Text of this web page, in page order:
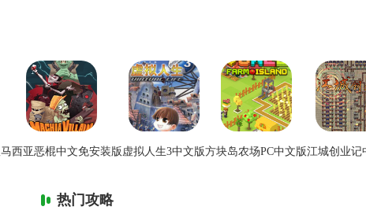
马西亚恶棍中文免安装版 虚拟人生3中文版方块岛农场PC中文版江城创业记
热门攻略